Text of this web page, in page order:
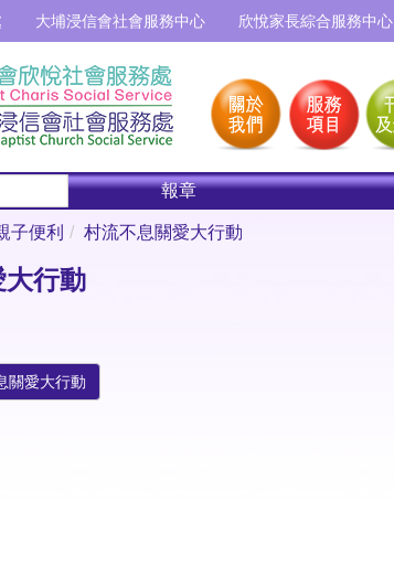
大埔浸信會社會服務中心 欣悅家長綜合服務中心
報章
子便利 村流不息關愛大行動
行動
關愛大行動